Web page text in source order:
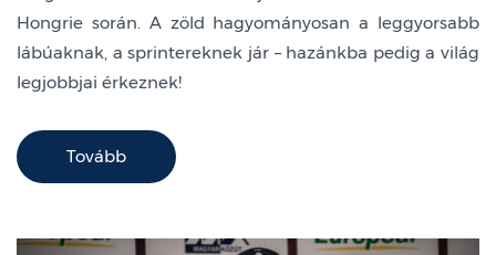
Hongrie során. A zöld hagyományosan a leggyorsabb
lábúaknak, a sprintereknek jár – hazánkba pedig a világ
legjobbjai érkeznek!
Tovább